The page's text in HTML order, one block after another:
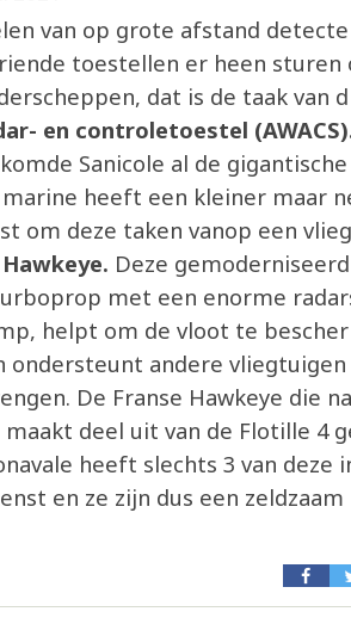
van op grote afstand
toestellen er heen sturen
dat is de taak van
en controletoestel
Sanicole al de gigantische
marine heeft een kleiner maar
om deze taken vanop een
Hawkeye. Deze
met een enorme
helpt om de vloot te
ondersteunt andere
De Franse Hawkeye die
deel uit van de Flotille 4
heeft slechts 3 van deze
en ze zijn dus een